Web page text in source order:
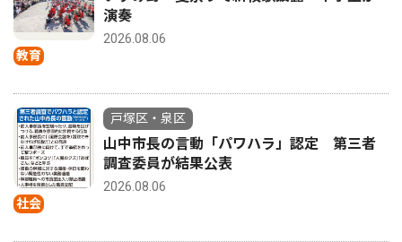
教育
演奏
2026.08.06
社会
戸塚区・泉区
山中市長の言動「パワハラ」認定 第三者
調査委員が結果公表
2026.08.06